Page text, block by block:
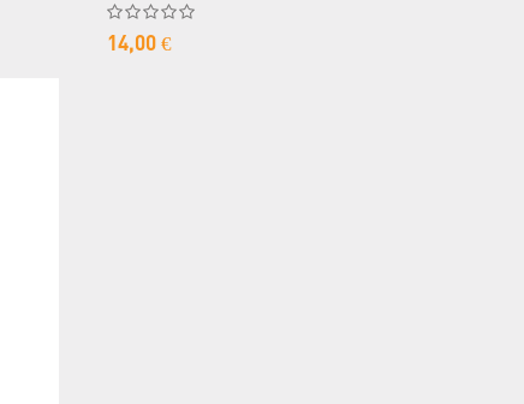
14,00 €